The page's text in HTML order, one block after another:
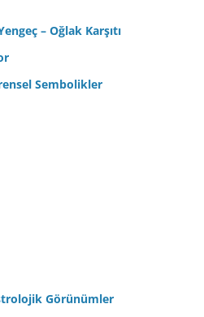
– Oğlak Karşıtı
Sembolikler
Görünümler